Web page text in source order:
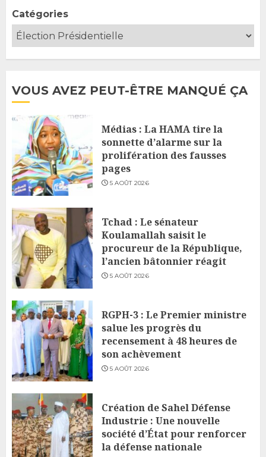
Catégories
VOUS AVEZ PEUT-ÊTRE MANQUÉ ÇA
Médias : La HAMA tire la
sonnette d’alarme sur la
prolifération des fausses
pages
5 AOÛT 2026
Tchad : Le sénateur
Koulamallah saisit le
procureur de la République,
l’ancien bâtonnier réagit
5 AOÛT 2026
RGPH-3 : Le Premier ministre
salue les progrès du
recensement à 48 heures de
son achèvement
5 AOÛT 2026
Création de Sahel Défense
Industrie : Une nouvelle
société d’État pour renforcer
la défense nationale